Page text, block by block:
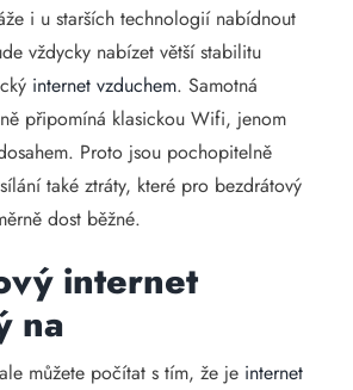
i u starších technologií nabídnout
vždycky nabízet větší stabilitu
internet vzduchem. Samotná
připomíná klasickou Wifi, jenom
Proto jsou pochopitelně
také ztráty, které pro bezdrátový
dost běžné.
internet
na
můžete počítat s tím, že je internet